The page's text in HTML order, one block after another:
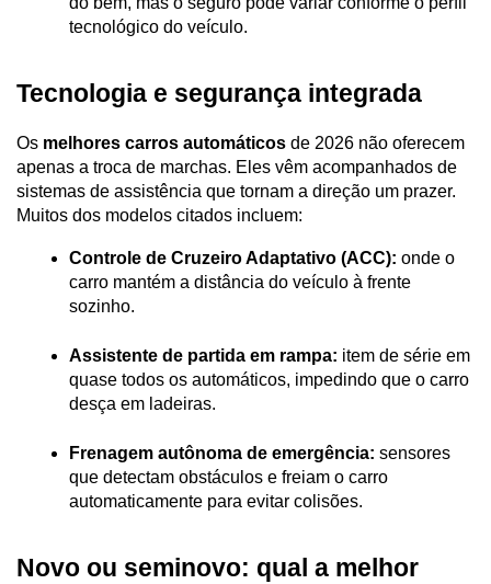
tecnológico do veículo.
Tecnologia e segurança integrada
Os melhores carros automáticos de 2026 não oferecem
apenas a troca de marchas. Eles vêm acompanhados de
sistemas de assistência que tornam a direção um prazer.
Muitos dos modelos citados incluem:
Controle de Cruzeiro Adaptativo (ACC): onde o
carro mantém a distância do veículo à frente
sozinho.
Assistente de partida em rampa: item de série em
quase todos os automáticos, impedindo que o carro
desça em ladeiras.
Frenagem autônoma de emergência: sensores
que detectam obstáculos e freiam o carro
automaticamente para evitar colisões.
Novo ou seminovo: qual a melhor